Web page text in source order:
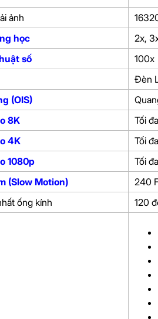
ảnh
học
2x,
số
100x
Đèn
(OIS)
8K
Tối
4K
Tối
1080p
Tối
(Slow Motion)
240
ống kính
120